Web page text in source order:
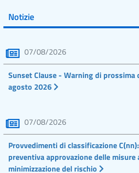
Notizie
07/08/2026
Sunset Clause - Warning di prossima
agosto 2026
07/08/2026
Provvedimenti di classificazione
preventiva approvazione delle
minimizzazione del rischio